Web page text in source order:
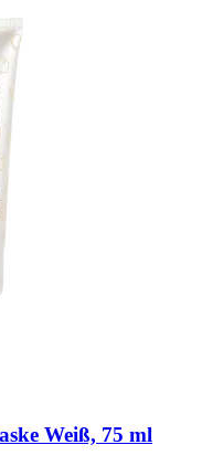
Weiß, 75 ml